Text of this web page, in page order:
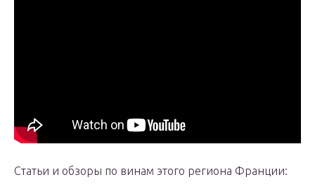
Статьи и обзоры по винам этого региона Франции: